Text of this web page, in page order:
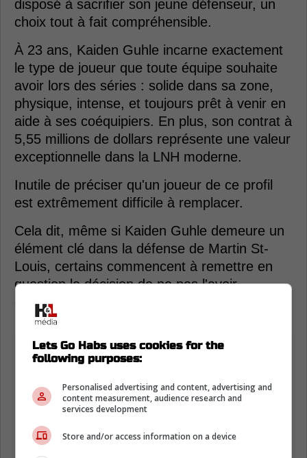
disposé à sacrifier son jeune défenseur, un
choix tout à fait compréhensible.
À 23 ans, Kaiden Guhle incarne exactement
le type de joueur que toute équipe souhaite
avoir lors des séries : solide dans sa zone,
physique, intense, et toujours prêt à venir en
aide à ses coéquipiers. En plus, son contrat à
5,55 millions de dollars représente une valeur
exceptionnelle dans la LNH moderne.
Inutile de préciser qu'un joueur de ce profil
est extrêmement difficile à remplacer.
Cela dit, même si Kaiden Guhle demeure un
élément clé dans la défense de Martin St-
Louis, certains commencent à remettre en
question la décision de ne pas l'avoir
échangé aux Blues l'été dernier.
Lets Go Habs uses cookies for the
following purposes:
Personalised advertising and content, advertising and
content measurement, audience research and
services development
Store and/or access information on a device